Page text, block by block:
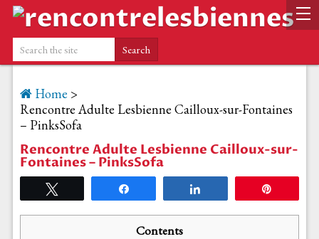
Home >
Rencontre Adulte Lesbienne Cailloux-sur-Fontaines
– PinksSofa
Rencontre Adulte Lesbienne Cailloux-sur-
Fontaines – PinksSofa
Contents